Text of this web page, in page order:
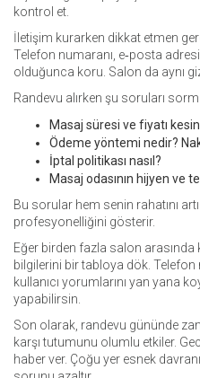
kontrol et.
İletişim kurarken dikkat etmen
Telefon numaranı, e‑posta
olduğunca koru. Salon da aynı
Randevu alırken şu soruları
Masaj süresi ve fiyatı
Ödeme yöntemi nedir?
İptal politikası nasıl?
Masaj odasının hijyen ve
Bu sorular hem senin rahatını
profesyonelliğini gösterir.
Eğer birden fazla salon
bilgilerini bir tabloya dök. Telefon
kullanıcı yorumlarını yan yana
yapabilirsin.
Son olarak, randevu gününde
karşı tutumunu olumlu etkiler.
haber ver. Çoğu yer esnek